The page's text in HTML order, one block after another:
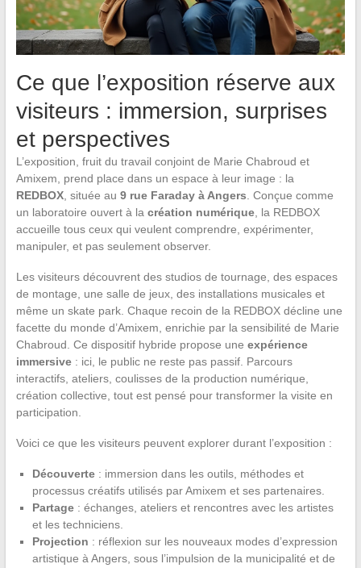
Ce que l’exposition réserve aux
visiteurs : immersion, surprises
et perspectives
L’exposition, fruit du travail conjoint de Marie Chabroud et
Amixem, prend place dans un espace à leur image : la
REDBOX, située au 9 rue Faraday à Angers . Conçue comme
un laboratoire ouvert à la création numérique, la REDBOX
accueille tous ceux qui veulent comprendre, expérimenter,
manipuler, et pas seulement observer.
Les visiteurs découvrent des studios de tournage, des espaces
de montage, une salle de jeux, des installations musicales et
même un skate park. Chaque recoin de la REDBOX décline une
facette du monde d’Amixem, enrichie par la sensibilité de Marie
Chabroud. Ce dispositif hybride propose une expérience
immersive: ici, le public ne reste pas passif. Parcours
interactifs, ateliers, coulisses de la production numérique,
création collective, tout est pensé pour transformer la visite en
participation.
Voici ce que les visiteurs peuvent explorer durant l’exposition :
Découverte: immersion dans les outils, méthodes et
processus créatifs utilisés par Amixem et ses partenaires.
Partage: échanges, ateliers et rencontres avec les artistes
et les techniciens.
Projection : réflexion sur les nouveaux modes d’expression
artistique à Angers, sous l’impulsion de la municipalité et de